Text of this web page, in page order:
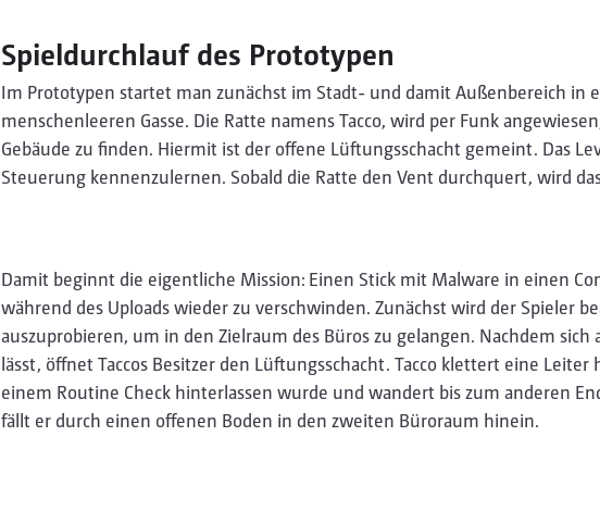
Spieldurchlauf des Prototypen
Im Prototypen startet man zunächst im Stadt- und damit Außenbereich in
menschenleeren Gasse. Die Ratte namens Tacco, wird per Funk
Gebäude zu finden. Hiermit ist der offene Lüftungsschacht gemeint. Das
Steuerung kennenzulernen. Sobald die Ratte den Vent durchquert, wird
Damit beginnt die eigentliche Mission: Einen Stick mit Malware in einen
während des Uploads wieder zu verschwinden. Zunächst wird der Spieler
auszuprobieren, um in den Zielraum des Büros zu gelangen. Nachdem sich
lässt, öffnet Taccos Besitzer den Lüftungsschacht. Tacco klettert eine Leiter
einem Routine Check hinterlassen wurde und wandert bis zum anderen
fällt er durch einen offenen Boden in den zweiten Büroraum hinein.